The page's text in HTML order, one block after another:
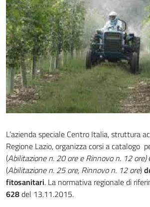
L’azienda speciale Centro Italia, struttura
Regione Lazio, organizza corsi a catalogo
(Abilitazione n. 20 ore e Rinnovo n. 12 ore)
(Abilitazione n. 25 ore, Rinnovo n. 12 ore)
fitosanitari. La normativa regionale di
628del 13.11.2015.